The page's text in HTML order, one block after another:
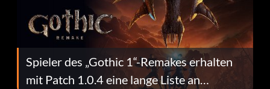
Spieler des „Gothic 1“-Remakes erhalten
mit Patch 1.0.4 eine lange Liste an